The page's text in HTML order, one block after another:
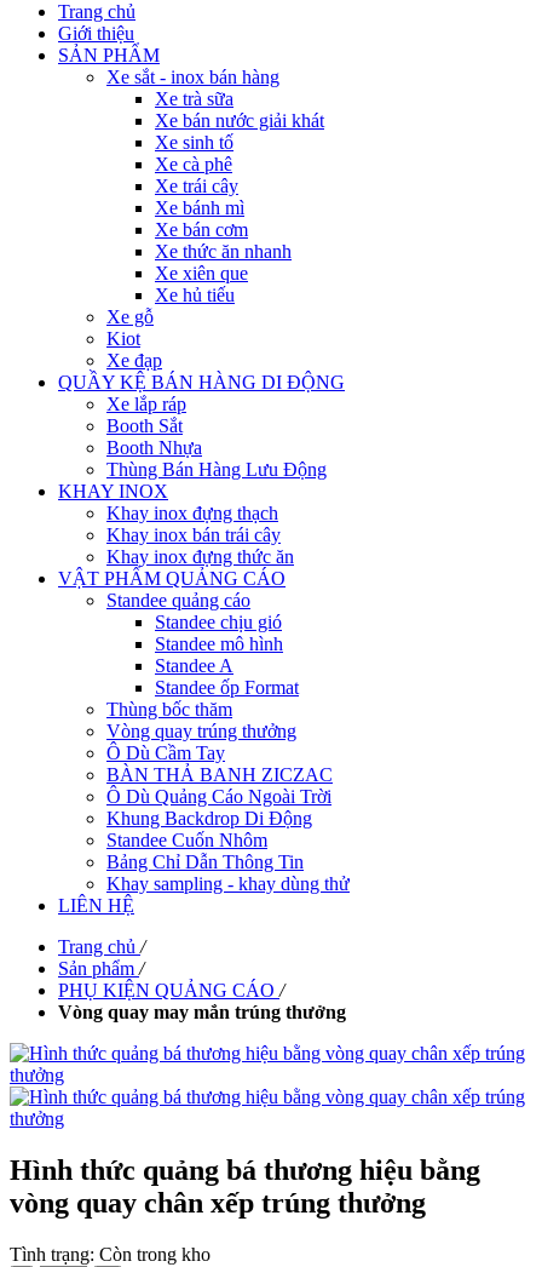
Trang chủ
Giới thiệu
SẢN PHẨM
Xe sắt - inox bán hàng
Xe trà sữa
Xe bán nước giải khát
Xe sinh tố
Xe cà phê
Xe trái cây
Xe bánh mì
Xe bán cơm
Xe thức ăn nhanh
Xe xiên que
Xe hủ tiếu
Xe gỗ
Kiot
Xe đạp
QUẦY KỆ BÁN HÀNG DI ĐỘNG
Xe lắp ráp
Booth Sắt
Booth Nhựa
Thùng Bán Hàng Lưu Động
KHAY INOX
Khay inox đựng thạch
Khay inox bán trái cây
Khay inox đựng thức ăn
VẬT PHẨM QUẢNG CÁO
Standee quảng cáo
Standee chịu gió
Standee mô hình
Standee A
Standee ốp Format
Thùng bốc thăm
Vòng quay trúng thưởng
Ô Dù Cầm Tay
BÀN THẢ BANH ZICZAC
Ô Dù Quảng Cáo Ngoài Trời
Khung Backdrop Di Động
Standee Cuốn Nhôm
Bảng Chỉ Dẫn Thông Tin
Khay sampling - khay dùng thử
LIÊN HỆ
Trang chủ /
Sản phẩm /
PHỤ KIỆN QUẢNG CÁO /
Vòng quay may mắn trúng thưởng
Hình thức quảng bá thương hiệu bằng
vòng quay chân xếp trúng thưởng
Tình trạng: Còn trong kho